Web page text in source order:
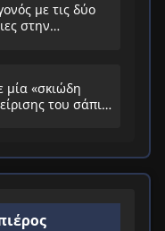
με τις δύο
στην
μία «σκιώδη
του σάπιου